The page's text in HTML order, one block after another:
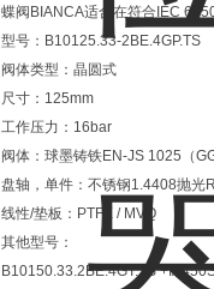
蝶阀BIANCA适合在符合IEC
型号：B10125.33-2BE.4GP.TS
阀体类型：晶圆式
尺寸：125mm
工作压力：16bar
阀体：球墨铸铁EN-JS 1025（
盘轴，单件：不锈钢1.4408抛光
线性/垫板：PTFE / MVQ
其他型号：
B10150.33.2BE.4GT.TS